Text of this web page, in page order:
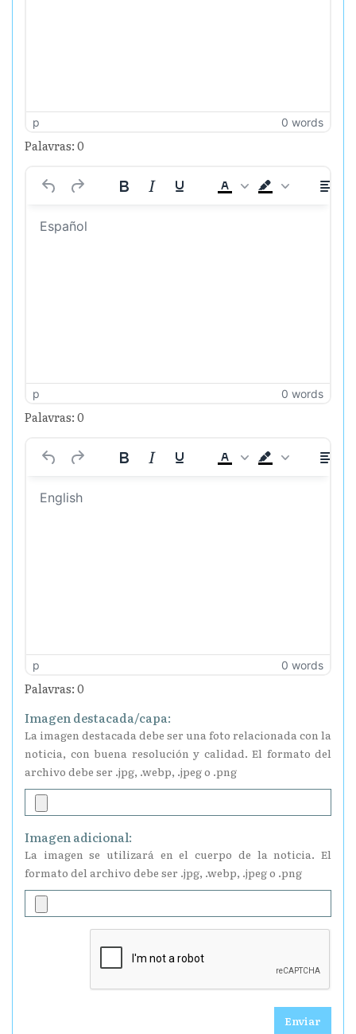
p 0 words
Palavras: 0
p 0 words
Palavras: 0
p 0 words
Palavras: 0
Imagen destacada/capa:
La imagen destacada debe ser una foto relacionada con la
noticia, con buena resolución y calidad. El formato del
archivo debe ser .jpg, .webp, .jpeg o .png
Imagen adicional:
La imagen se utilizará en el cuerpo de la noticia. El
formato del archivo debe ser .jpg, .webp, .jpeg o .png
Enviar